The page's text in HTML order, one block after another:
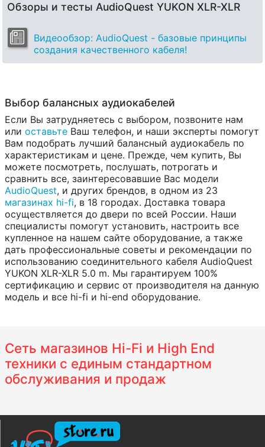
Обзоры и тесты AudioQuest YUKON XLR-XLR
Видеообзор: AudioQuest - базовые принципы
создания качественного кабеля!
Выбор балансных аудиокабелей
Если Вы затрудняетесь с выбором, позвоните нам
или оставьте Ваш телефон, и наши эксперты помогут
Вам подобрать лучший балансный аудиокабель по
характеристикам и цене. Прежде, чем купить, Вы
можете посмотреть, послушать, потрогать и
сравнить все, заинтересовавшие Вас модели
AudioQuest, и других брендов, в одном из 23
магазинах hi-fi, в 18 городах. Доставка товара
осуществляется до двери по всей России. Наши
специалисты помогут установить, настроить все
купленное на нашем сайте оборудование, а также
дать профессиональные советы и рекомендации по
использованию соединительного кабеля AudioQuest
YUKON XLR-XLR 5.0 m. Мы гарантируем 100%
сертификацию и сервис от производителя на данную
модель и все hi-fi и hi-end оборудование.
Сеть магазинов Hi-Fi и High End
техники с единым стандартном
обслуживания и продаж